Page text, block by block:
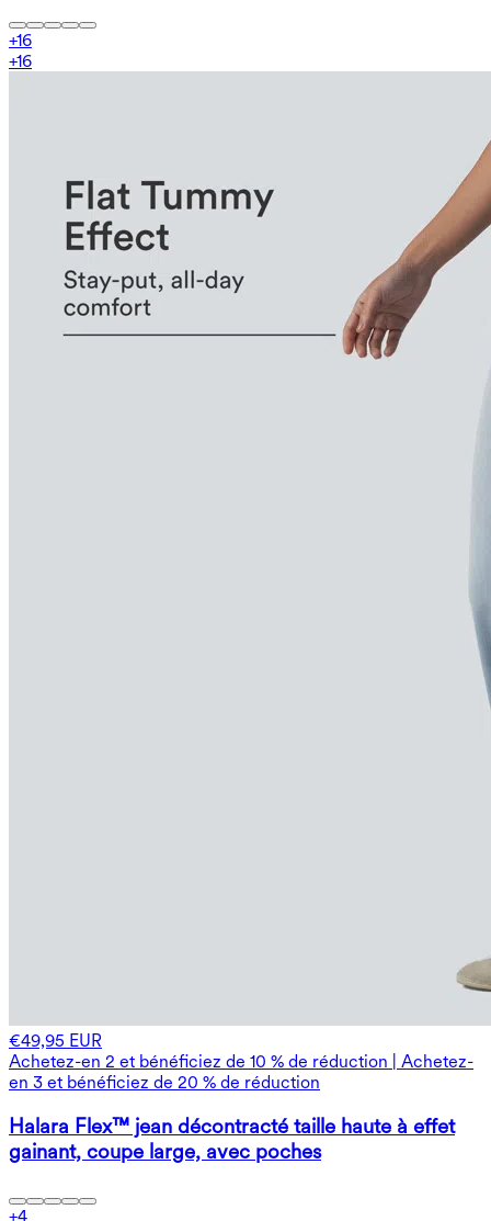
+16
+16
€49,95 EUR
Achetez-en 2 et bénéficiez de 10 % de réduction | Achetez-
en 3 et bénéficiez de 20 % de réduction
Halara Flex™ jean décontracté taille haute à effet
gainant, coupe large, avec poches
+4